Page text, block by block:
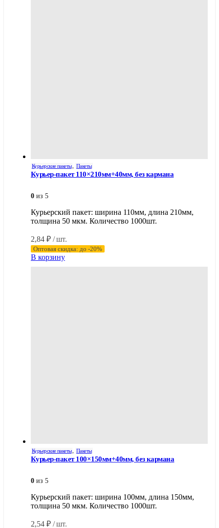
Курьерские пакеты, Пакеты
Курьер-пакет 110×210мм+40мм, без кармана
0 из 5
Курьерский пакет: ширина 110мм, длина 210мм,
толщина 50 мкм. Количество 1000шт.
2,84 ₽ / шт.
Оптовая скидка: до -20%
В корзину
Курьерские пакеты, Пакеты
Курьер-пакет 100×150мм+40мм, без кармана
0 из 5
Курьерский пакет: ширина 100мм, длина 150мм,
толщина 50 мкм. Количество 1000шт.
2,54 ₽ / шт.